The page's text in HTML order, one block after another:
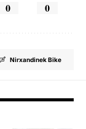
0 0
Nirxandinek Bike